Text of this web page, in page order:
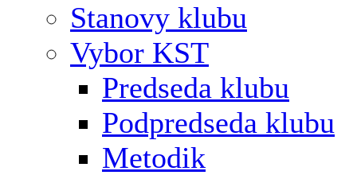
Stanovy klubu
Vybor KST
Predseda klubu
Podpredseda klubu
Metodik